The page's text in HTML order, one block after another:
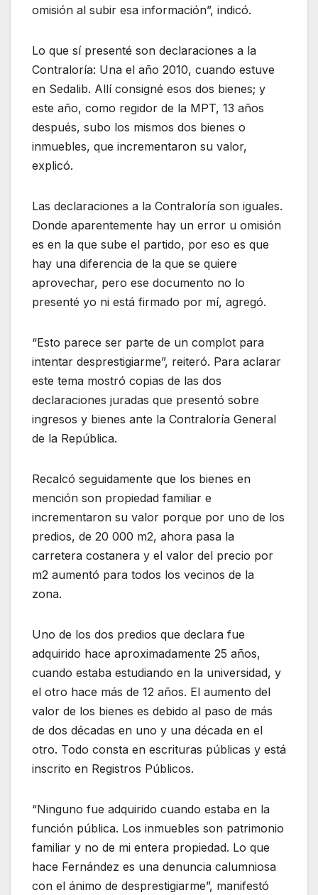
omisión al subir esa información”, indicó.
Lo que sí presenté son declaraciones a la
Contraloría: Una el año 2010, cuando estuve
en Sedalib. Allí consigné esos dos bienes; y
este año, como regidor de la MPT, 13 años
después, subo los mismos dos bienes o
inmuebles, que incrementaron su valor,
explicó.
Las declaraciones a la Contraloría son iguales.
Donde aparentemente hay un error u omisión
es en la que sube el partido, por eso es que
hay una diferencia de la que se quiere
aprovechar, pero ese documento no lo
presenté yo ni está firmado por mí, agregó.
“Esto parece ser parte de un complot para
intentar desprestigiarme”, reiteró. Para aclarar
este tema mostró copias de las dos
declaraciones juradas que presentó sobre
ingresos y bienes ante la Contraloría General
de la República.
Recalcó seguidamente que los bienes en
mención son propiedad familiar e
incrementaron su valor porque por uno de los
predios, de 20 000 m2, ahora pasa la
carretera costanera y el valor del precio por
m2 aumentó para todos los vecinos de la
zona.
Uno de los dos predios que declara fue
adquirido hace aproximadamente 25 años,
cuando estaba estudiando en la universidad, y
el otro hace más de 12 años. El aumento del
valor de los bienes es debido al paso de más
de dos décadas en uno y una década en el
otro. Todo consta en escrituras públicas y está
inscrito en Registros Públicos.
“Ninguno fue adquirido cuando estaba en la
función pública. Los inmuebles son patrimonio
familiar y no de mi entera propiedad. Lo que
hace Fernández es una denuncia calumniosa
con el ánimo de desprestigiarme”, manifestó